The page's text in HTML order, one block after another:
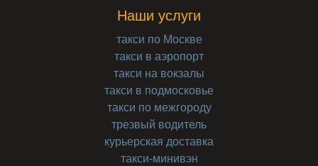
Наши услуги
такси по Москве
такси в аэропорт
такси на вокзалы
такси в подмосковье
такси по межгороду
трезвый водитель
курьерская доставка
такси-минивэн